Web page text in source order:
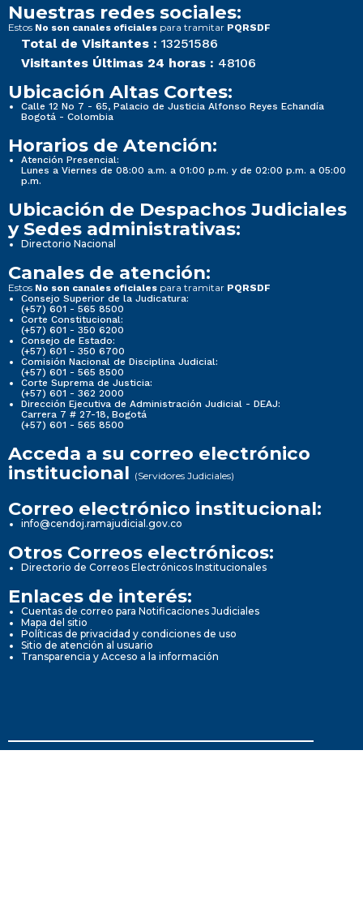
Nuestras redes sociales:
Estos No son canales oficiales para tramitar PQRSDF
Total de Visitantes : 13251586
Visitantes Últimas 24 horas : 48106
Ubicación Altas Cortes:
Calle 12 No 7 - 65, Palacio de Justicia Alfonso Reyes Echandía
Bogotá - Colombia
Horarios de Atención:
Atención Presencial:
Lunes a Viernes de 08:00 a.m. a 01:00 p.m. y de 02:00 p.m. a 05:00
p.m.
Ubicación de Despachos Judiciales
y Sedes administrativas:
Directorio Nacional
Canales de atención:
Estos No son canales oficiales para tramitar PQRSDF
Consejo Superior de la Judicatura:
(+57) 601 - 565 8500
Corte Constitucional:
(+57) 601 - 350 6200
Consejo de Estado:
(+57) 601 - 350 6700
Comisión Nacional de Disciplina Judicial:
(+57) 601 - 565 8500
Corte Suprema de Justicia:
(+57) 601 - 362 2000
Dirección Ejecutiva de Administración Judicial - DEAJ:
Carrera 7 # 27-18, Bogotá
(+57) 601 - 565 8500
Acceda a su correo electrónico
institucional (Servidores Judiciales)
Correo electrónico institucional:
info@cendoj.ramajudicial.gov.co
Otros Correos electrónicos:
Directorio de Correos Electrónicos Institucionales
Enlaces de interés:
Cuentas de correo para Notificaciones Judiciales
Mapa del sitio
Políticas de privacidad y condiciones de uso
Sitio de atención al usuario
Transparencia y Acceso a la información